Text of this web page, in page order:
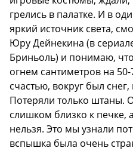
грелись в палатке. И в
яркий источник света,
Юру Дейнекина (в
Бриньоль) и понимаю,
огнем сантиметров на
счастью, вокруг был
Потеряли только штаны.
слишком близко к печке,
нельзя. Это мы узнали
вспышка была очень